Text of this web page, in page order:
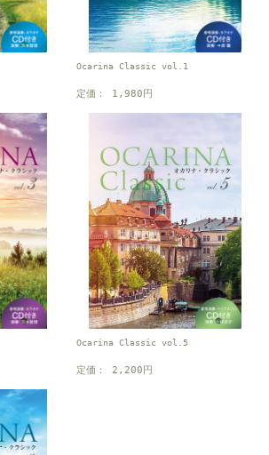
Ocarina Classic vol.1
定価： 1,980円
Ocarina Classic vol.5
定価： 2,200円